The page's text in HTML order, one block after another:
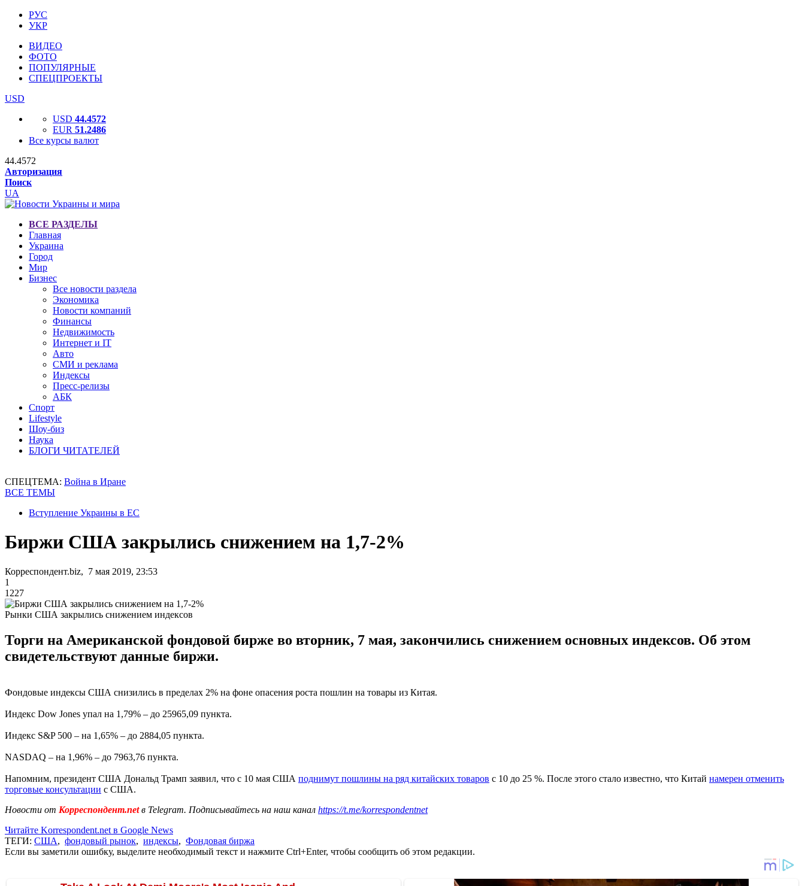
РУС
УКР
ВИДЕО
ФОТО
ПОПУЛЯРНЫЕ
СПЕЦПРОЕКТЫ
USD
USD 44.4572
EUR 51.2486
Все курсы валют
44.4572
Авторизация
Поиск
UA
ВСЕ РАЗДЕЛЫ
Главная
Украина
Город
Мир
Бизнес
Все новости раздела
Экономика
Новости компаний
Финансы
Недвижимость
Интернет и IT
Авто
СМИ и реклама
Индексы
Пресс-релизы
АБК
Спорт
Lifestyle
Шоу-биз
Наука
БЛОГИ ЧИТАТЕЛЕЙ
СПЕЦТЕМА: Война в Иране
ВСЕ ТЕМЫ
Вступление Украины в ЕС
Биржи США закрылись снижением на 1,7-2%
Корреспондент.biz, 7 мая 2019, 23:53
1
1227
Рынки США закрылись снижением индексов
Торги на Американской фондовой бирже во вторник, 7 мая, закончились снижением основных индексов. Об этом
свидетельствуют данные биржи.
Фондовые индексы США снизились в пределах 2% на фоне опасения роста пошлин на товары из Китая.
Индекс Dow Jones упал на 1,79% – до 25965,09 пункта.
Индекс S&P 500 – на 1,65% – до 2884,05 пункта.
NASDAQ – на 1,96% – до 7963,76 пункта.
Напомним, президент США Дональд Трамп заявил, что с 10 мая США поднимут пошлины на ряд китайских товаров с 10 до 25 %. После этого стало известно, что Китай намерен отменить
торговые консультации с США.
Новости от Корреспондент.netв Telegram. Подписывайтесь на наш канал https://t.me/korrespondentnet
Читайте Korrespondent.net в Google News
ТЕГИ: США, фондовый рынок, индексы, Фондовая биржа
Если вы заметили ошибку, выделите необходимый текст и нажмите Ctrl+Enter, чтобы сообщить об этом редакции.